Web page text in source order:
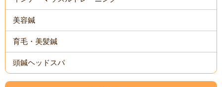
美容鍼
育毛・美髪鍼
頭鍼ヘッドスパ